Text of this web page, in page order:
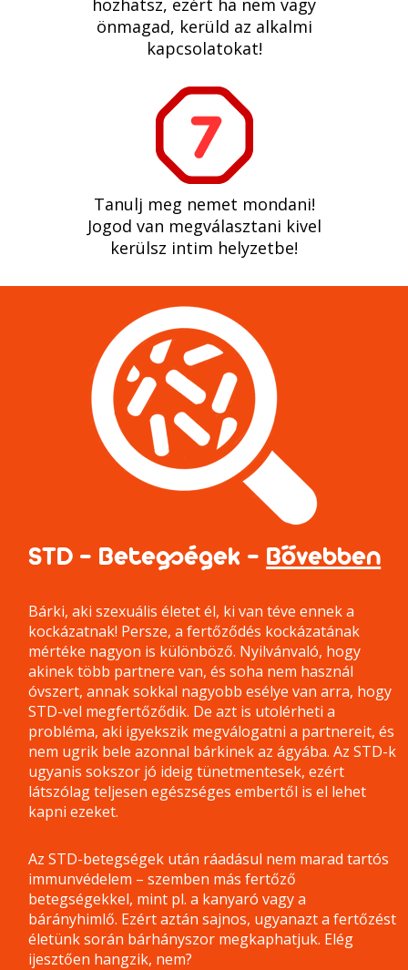
hozhatsz, ezért ha nem vagy
önmagad, kerüld az alkalmi
kapcsolatokat!
Tanulj meg nemet mondani!
Jogod van megválasztani kivel
kerülsz intim helyzetbe!
STD - Betegségek - Bővebben
Bárki, aki szexuális életet él, ki van téve ennek a
kockázatnak! Persze, a fertőződés kockázatának
mértéke nagyon is különböző. Nyilvánvaló, hogy
akinek több partnere van, és soha nem használ
óvszert, annak sokkal nagyobb esélye van arra, hogy
STD-vel megfertőződik. De azt is utolérheti a
probléma, aki igyekszik megválogatni a partnereit, és
nem ugrik bele azonnal bárkinek az ágyába. Az STD-k
ugyanis sokszor jó ideig tünetmentesek, ezért
látszólag teljesen egészséges embertől is el lehet
kapni ezeket.
Az STD-betegségek után ráadásul nem marad tartós
immunvédelem – szemben más fertőző
betegségekkel, mint pl. a kanyaró vagy a
bárányhimlő. Ezért aztán sajnos, ugyanazt a fertőzést
életünk során bárhányszor megkaphatjuk. Elég
ijesztően hangzik, nem?